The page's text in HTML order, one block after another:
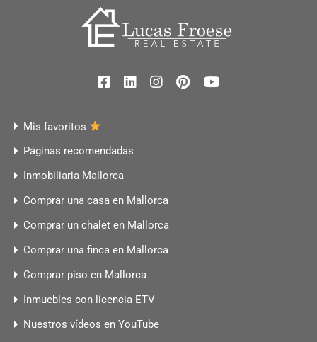
Mis favoritos
Páginas recomendadas
Inmobiliaria Mallorca
Comprar una casa en Mallorca
Comprar un chalet en Mallorca
Comprar una finca en Mallorca
Comprar piso en Mallorca
Inmuebles con licencia ETV
Nuestros vídeos en YouTube